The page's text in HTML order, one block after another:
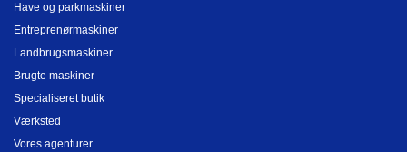
Have og parkmaskiner
Entreprenørmaskiner
Landbrugsmaskiner
Brugte maskiner
Specialiseret butik
Værksted
Vores agenturer